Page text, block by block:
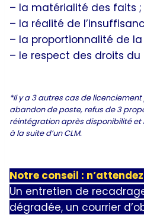
– la matérialité des faits ;
– la réalité de
– la proportionnalité de
– le respect des droits
*Il y a 3 autres cas de
abandon de poste, refus de 3
réintégration après disponibilité
à la suite d’un CLM.
Notre conseil :
Un entretien de
dégradée, un courrier